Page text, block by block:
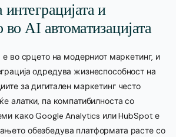
и
AI автоматизацијата
е во срцето на модерниот маркетинг, и
одредува жизнеспособност на
за дигитален маркетинг често
алатки, па компатибилноста со
како Google Analytics или HubSpot е
обезбедува платформата расте со